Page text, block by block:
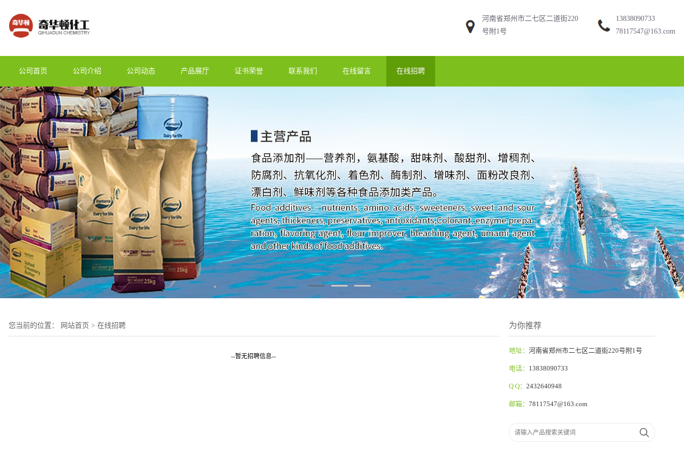
河南省郑州市二七区二道街220
号附1号
13838090733
78117547@163.com
公司首页 公司介绍 公司动态 产品展厅 证书荣誉 联系我们 在线留言 在线招聘
为你推荐
地址： 河南省郑州市二七区二道街220号附1号
电话： 13838090733
Q Q： 2432640948
邮箱： 78117547@163.com
您当前的位置： 网站首页 > 在线招聘
--暂无招聘信息--